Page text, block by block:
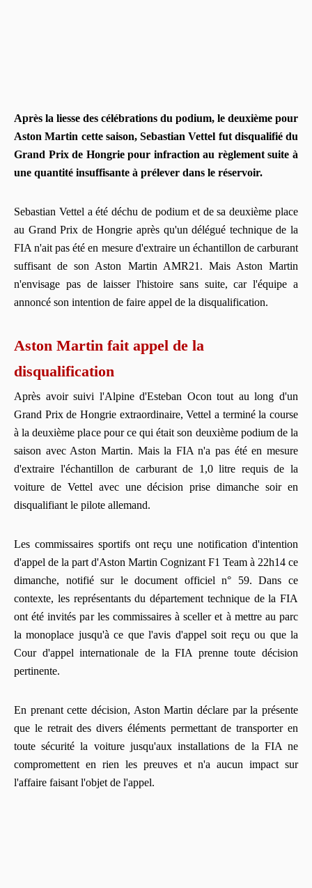
Après la liesse des célébrations du podium, le deuxième pour
Aston Martin cette saison, Sebastian Vettel fut disqualifié du
Grand Prix de Hongrie pour infraction au règlement suite à
une quantité insuffisante à prélever dans le réservoir.
Sebastian Vettel a été déchu de podium et de sa deuxième place
au Grand Prix de Hongrie après qu'un délégué technique de la
FIA n'ait pas été en mesure d'extraire un échantillon de carburant
suffisant de son Aston Martin AMR21. Mais Aston Martin
n'envisage pas de laisser l'histoire sans suite, car l'équipe a
annoncé son intention de faire appel de la disqualification.
Aston Martin fait appel de la
disqualification
Après avoir suivi l'Alpine d'Esteban Ocon tout au long d'un
Grand Prix de Hongrie extraordinaire, Vettel a terminé la course
à la deuxième place pour ce qui était son deuxième podium de la
saison avec Aston Martin. Mais la FIA n'a pas été en mesure
d'extraire l'échantillon de carburant de 1,0 litre requis de la
voiture de Vettel avec une décision prise dimanche soir en
disqualifiant le pilote allemand.
Les commissaires sportifs ont reçu une notification d'intention
d'appel de la part d'Aston Martin Cognizant F1 Team à 22h14 ce
dimanche, notifié sur le document officiel n° 59. Dans ce
contexte, les représentants du département technique de la FIA
ont été invités par les commissaires à sceller et à mettre au parc
la monoplace jusqu'à ce que l'avis d'appel soit reçu ou que la
Cour d'appel internationale de la FIA prenne toute décision
pertinente.
En prenant cette décision, Aston Martin déclare par la présente
que le retrait des divers éléments permettant de transporter en
toute sécurité la voiture jusqu'aux installations de la FIA ne
compromettent en rien les preuves et n'a aucun impact sur
l'affaire faisant l'objet de l'appel.